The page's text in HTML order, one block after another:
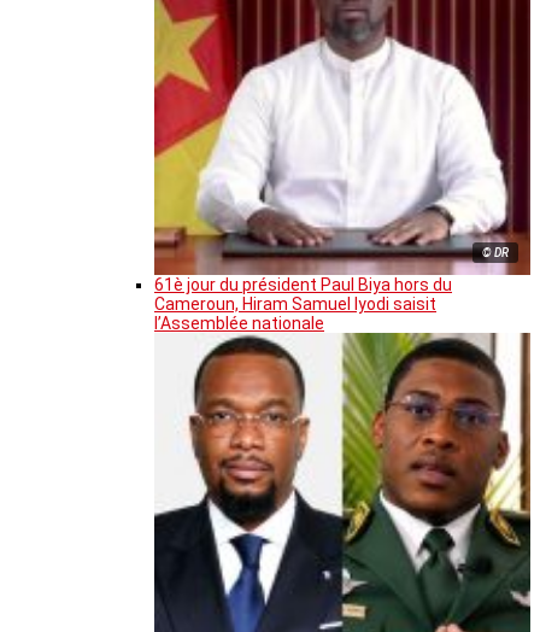
© DR
61è jour du président Paul Biya hors du
Cameroun, Hiram Samuel Iyodi saisit
l’Assemblée nationale